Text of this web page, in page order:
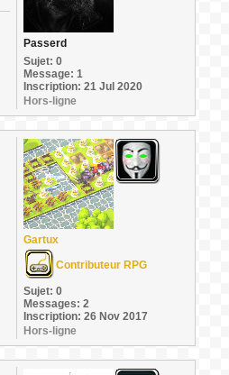
Passerd
Sujet: 0
Message: 1
Inscription: 21 Jul 2020
Hors-ligne
Gartux
Contributeur RPG
Sujet: 0
Messages: 2
Inscription: 26 Nov 2017
Hors-ligne